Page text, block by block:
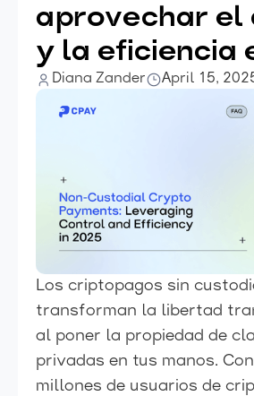
aprovechar el
y la eficiencia
Diana Zander April 15,
Los criptopagos sin
transforman la libertad
al poner la propiedad de
privadas en tus manos.
millones de usuarios de